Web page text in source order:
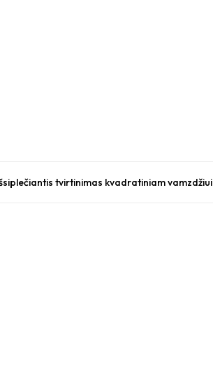
tvirtinimas kvadratiniam vamzdžiui